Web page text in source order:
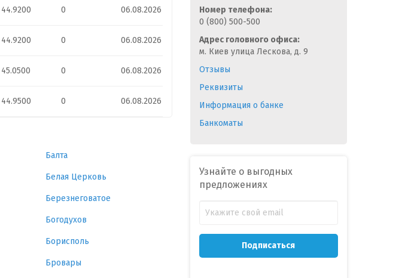
44.9200 0 06.08.2026
44.9200 0 06.08.2026
45.0500 0 06.08.2026
44.9500 0 06.08.2026
Балта
Белая Церковь
Березнеговатое
Богодухов
Борисполь
Бровары
Номер телефона:
0 (800) 500-500
Адрес головного офиса:
м. Киев улица Лескова, д. 9
Отзывы
Реквизиты
Информация о банке
Банкоматы
Узнайте о выгодных
предложениях
Подписаться